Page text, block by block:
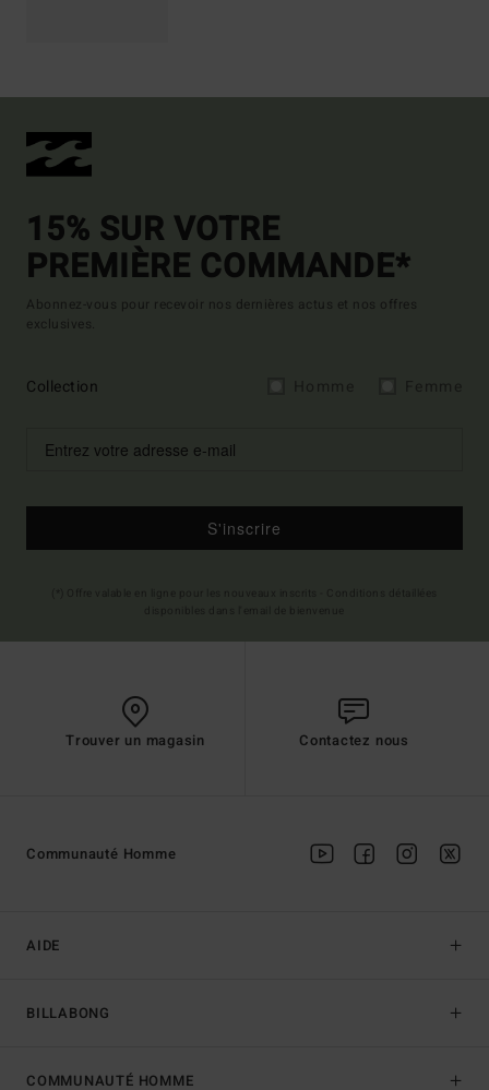
15% SUR VOTRE
PREMIÈRE COMMANDE*
Abonnez-vous pour recevoir nos dernières actus et nos offres
exclusives.
Collection
S'inscrire
Trouver un magasin Contactez nous
AIDE
BILLABONG
Communauté Homme
COMMUNAUTÉ HOMME